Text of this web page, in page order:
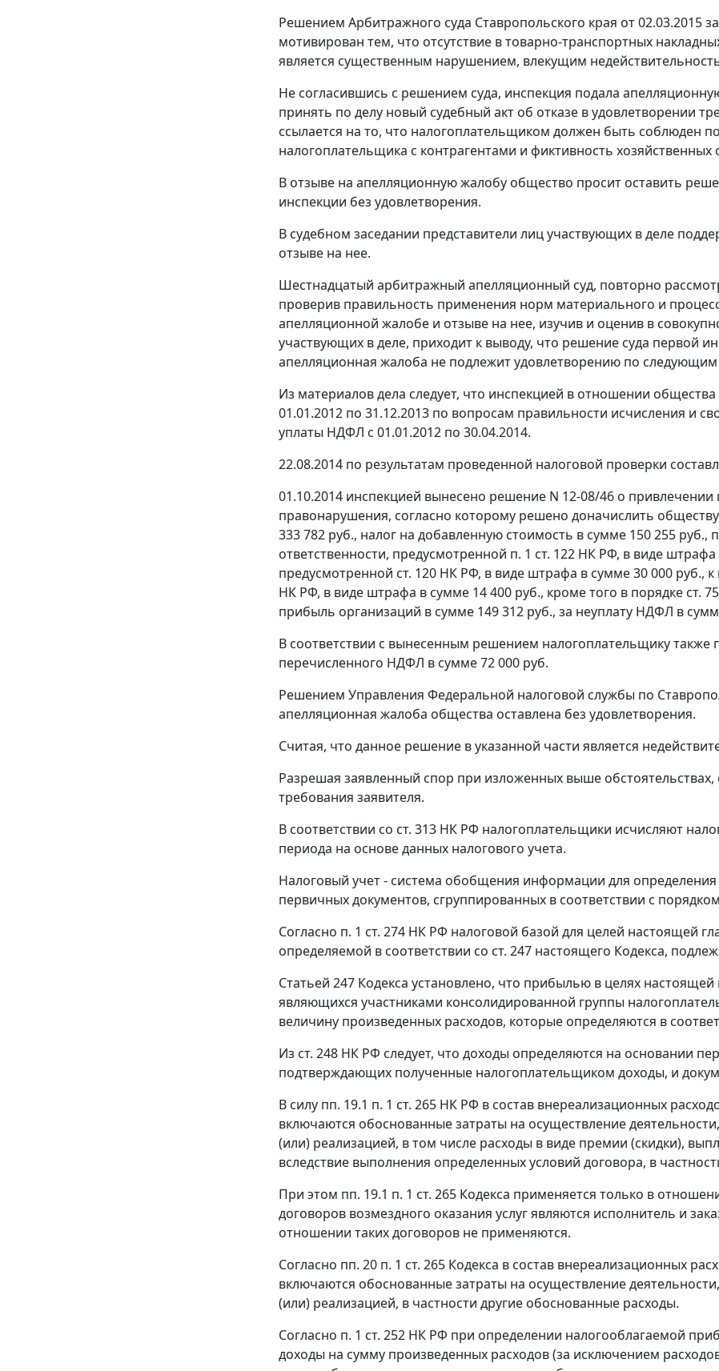
Решением Арбитражного суда Ставропольского края от 02.03.2015
мотивирован тем, что отсутствие в товарно-транспортных
является существенным нарушением, влекущим
Не согласившись с решением суда, инспекция подала
принять по делу новый судебный акт об отказе в удовлетворении
ссылается на то, что налогоплательщиком должен быть соблюден
налогоплательщика с контрагентами и фиктивность хозяйственных
В отзыве на апелляционную жалобу общество просит оставить
инспекции без удовлетворения.
В судебном заседании представители лиц участвующих в деле
отзыве на нее.
Шестнадцатый арбитражный апелляционный суд, повторно
проверив правильность применения норм материального и
апелляционной жалобе и отзыве на нее, изучив и оценив в
участвующих в деле, приходит к выводу, что решение суда первой
апелляционная жалоба не подлежит удовлетворению по
Из материалов дела следует, что инспекцией в отношении
01.01.2012 по 31.12.2013 по вопросам правильности исчисления и
уплаты НДФЛ с 01.01.2012 по 30.04.2014.
22.08.2014 по результатам проведенной налоговой проверки
01.10.2014 инспекцией вынесено решение N 12-08/46 о привлечении
правонарушения, согласно которому решено доначислить
333 782 руб., налог на добавленную стоимость в сумме 150 255
ответственности, предусмотренной п. 1 ст. 122 НК РФ, в виде штрафа
предусмотренной ст. 120 НК РФ, в виде штрафа в сумме 30 000 руб.,
НК РФ, в виде штрафа в сумме 14 400 руб., кроме того в порядке ст. 75
прибыль организаций в сумме 149 312 руб., за неуплату НДФЛ в
В соответствии с вынесенным решением налогоплательщику
перечисленного НДФЛ в сумме 72 000 руб.
Решением Управления Федеральной налоговой службы по
апелляционная жалоба общества оставлена без удовлетворения.
Считая, что данное решение в указанной части является
Разрешая заявленный спор при изложенных выше
требования заявителя.
В соответствии со ст. 313 НК РФ налогоплательщики исчисляют
периода на основе данных налогового учета.
Налоговый учет - система обобщения информации для
первичных документов, сгруппированных в соответствии с
Согласно п. 1 ст. 274 НК РФ налоговой базой для целей настоящей
определяемой в соответствии со ст. 247 настоящего Кодекса,
Статьей 247 Кодекса установлено, что прибылью в целях
являющихся участниками консолидированной группы
величину произведенных расходов, которые определяются в
Из ст. 248 НК РФ следует, что доходы определяются на основании
подтверждающих полученные налогоплательщиком доходы, и
В силу пп. 19.1 п. 1 ст. 265 НК РФ в состав внереализационных
включаются обоснованные затраты на осуществление
(или) реализацией, в том числе расходы в виде премии (скидки),
вследствие выполнения определенных условий договора, в
При этом пп. 19.1 п. 1 ст. 265 Кодекса применяется только в
договоров возмездного оказания услуг являются исполнитель и
отношении таких договоров не применяются.
Согласно пп. 20 п. 1 ст. 265 Кодекса в состав внереализационных
включаются обоснованные затраты на осуществление
(или) реализацией, в частности другие обоснованные расходы.
Согласно п. 1 ст. 252 НК РФ при определении налогооблагаемой
доходы на сумму произведенных расходов (за исключением